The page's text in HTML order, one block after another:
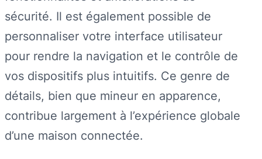
sécurité. Il est également possible de
personnaliser votre interface utilisateur
pour rendre la navigation et le contrôle de
vos dispositifs plus intuitifs. Ce genre de
détails, bien que mineur en apparence,
contribue largement à l’expérience globale
d’une maison connectée.